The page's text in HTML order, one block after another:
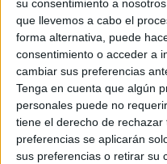
su consentimiento a
que llevemos a cabo el
forma alternativa, puede
consentimiento o acceder a
cambiar sus preferencias
Tenga en cuenta que algún
personales puede no
tiene el derecho de
preferencias se aplicarán
sus preferencias o retirar su
Inicio
Etiquetas: La universidad -